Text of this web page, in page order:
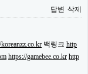
답변 삭제
백링크 http
https://gamebee.co.kr http